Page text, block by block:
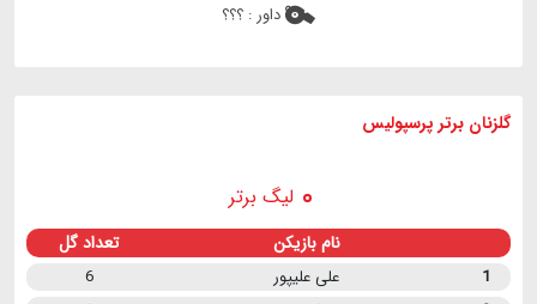
داور : ؟؟؟
گلزنان برتر پرسپولیس
لیگ برتر
نام بازیکن تعداد گل
1 علی علیپور
6